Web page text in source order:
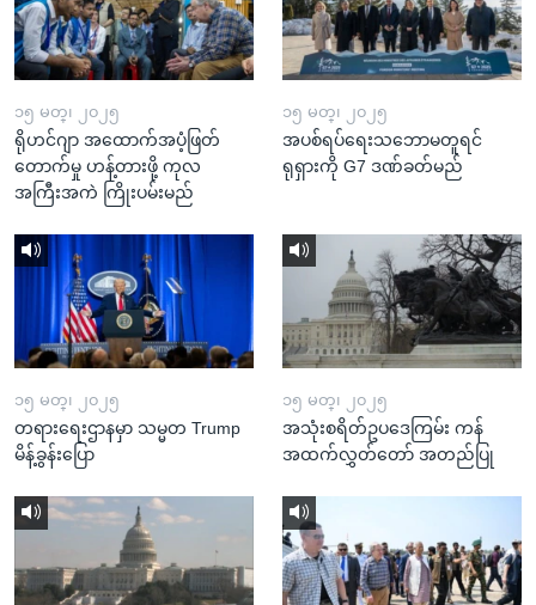
၁၅ မတ္၊ ၂၀၂၅
ရိုဟင်ဂျာ အထောက်အပံ့ဖြတ်
တောက်မှု ဟန့်တားဖို့ ကုလ
အကြီးအကဲ ကြိုးပမ်းမည်
၁၅ မတ္၊ ၂၀၂၅
အပစ်ရပ်ရေးသဘောမတူရင်
ရုရှားကို G7 ဒဏ်ခတ်မည်
၁၅ မတ္၊ ၂၀၂၅
တရားရေးဌာနမှာ သမ္မတ Trump
မိန့်ခွန်းပြော
၁၅ မတ္၊ ၂၀၂၅
အသုံးစရိတ်ဥပဒေကြမ်း ကန်
အထက်လွှတ်တော် အတည်ပြု